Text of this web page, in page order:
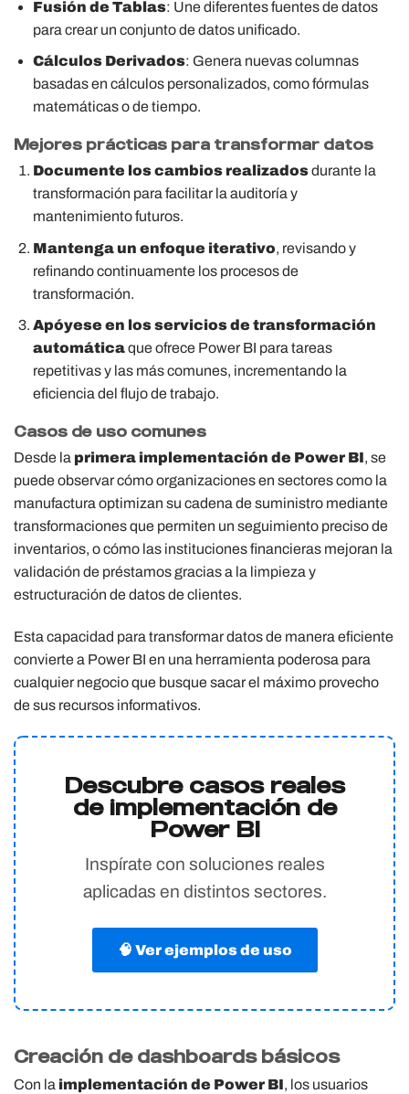
Fusión de Tablas: Une diferentes fuentes de datos
para crear un conjunto de datos unificado.
Cálculos Derivados: Genera nuevas columnas
basadas en cálculos personalizados, como fórmulas
matemáticas o de tiempo.
Mejores prácticas para transformar datos
Documente los cambios realizadosdurante la
transformación para facilitar la auditoría y
mantenimiento futuros.
Mantenga un enfoque iterativo, revisando y
refinando continuamente los procesos de
transformación.
Apóyese en los servicios de transformación
automáticaque ofrece Power BI para tareas
repetitivas y las más comunes, incrementando la
eficiencia del flujo de trabajo.
Casos de uso comunes
Desde la primera implementación de Power BI, se
puede observar cómo organizaciones en sectores como la
manufactura optimizan su cadena de suministro mediante
transformaciones que permiten un seguimiento preciso de
inventarios, o cómo las instituciones financieras mejoran la
validación de préstamos gracias a la limpieza y
estructuración de datos de clientes.
Esta capacidad para transformar datos de manera eficiente
convierte a Power BI en una herramienta poderosa para
cualquier negocio que busque sacar el máximo provecho
de sus recursos informativos.
Descubre casos reales
de implementación de
Power BI
Inspírate con soluciones reales
aplicadas en distintos sectores.
🧠 Ver ejemplos de uso
Creación de dashboards básicos
Con la implementación de Power BI, los usuarios